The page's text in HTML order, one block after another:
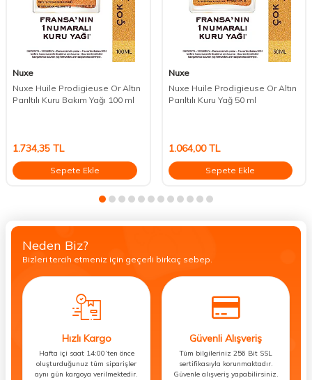
Nuxe
Nuxe Huile Prodigieuse Or Altın
Parıltılı Kuru Bakım Yağı 100 ml
1.734,35 TL
Sepete Ekle
Nuxe
Nuxe Huile Prodigieuse Or Altın
Parıltılı Kuru Yağ 50 ml
1.064,00TL
Sepete Ekle
Neden Biz?
Bizleri tercih etmeniz için geçerli birkaç sebep.
Hızlı Kargo
Hafta içi saat 14:00’ten önce
oluşturduğunuz tüm siparişler
aynı gün kargoya verilmektedir.
Güvenli Alışveriş
Tüm bilgileriniz 256 Bit SSL
sertifikasıyla korunmaktadır.
Güvenle alışveriş yapabilirsiniz.